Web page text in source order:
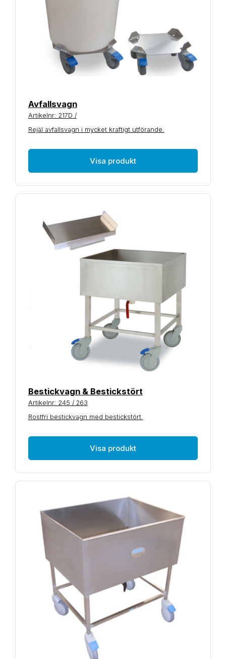
Avfallsvagn
Artikelnr: 217D /
Rejäl avfallsvagn i mycket kraftigt utförande.
Visa produkt
Bestickvagn & Bestickstört
Artikelnr: 245 / 263
Rostfri bestickvagn med bestickstört.
Visa produkt